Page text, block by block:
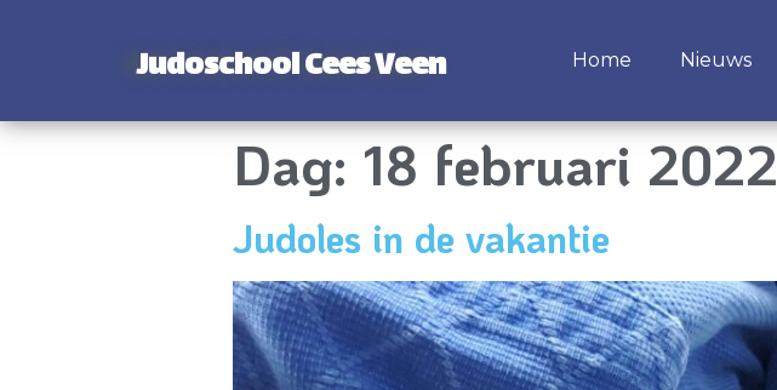
Judoschool Cees Veen Home Nieuws
Dag: 18 februari 2022
Judoles in de vakantie